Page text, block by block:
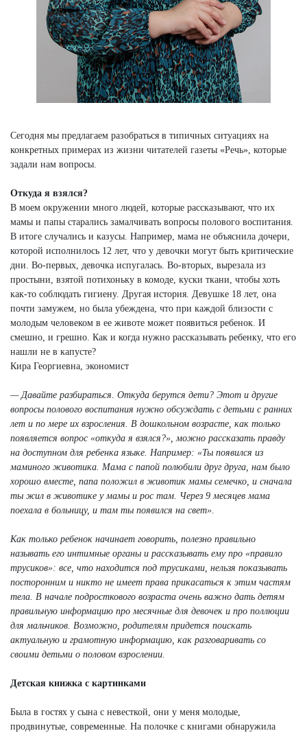
Сегодня мы предлагаем разобраться в типичных ситуациях на
конкретных примерах из жизни читателей газеты «Речь», которые
задали нам вопросы.
Откуда я взялся?
В моем окружении много людей, которые рассказывают, что их
мамы и папы старались замалчивать вопросы полового воспитания.
В итоге случались и казусы. Например, мама не объяснила дочери,
которой исполнилось 12 лет, что у девочки могут быть критические
дни. Во-первых, девочка испугалась. Во-вторых, вырезала из
простыни, взятой потихоньку в комоде, куски ткани, чтобы хоть
как-то соблюдать гигиену. Другая история. Девушке 18 лет, она
почти замужем, но была убеждена, что при каждой близости с
молодым человеком в ее животе может появиться ребенок. И
смешно, и грешно. Как и когда нужно рассказывать ребенку, что его
нашли не в капусте?
Кира Георгиевна, экономист
— Давайте разбираться. Откуда берутся дети? Этот и другие
вопросы полового воспитания нужно обсуждать с детьми с ранних
лет и по мере их взросления. В дошкольном возрасте, как только
появляется вопрос «откуда я взялся?», можно рассказать правду
на доступном для ребенка языке. Например: «Ты появился из
маминого животика. Мама с папой полюбили друг друга, нам было
хорошо вместе, папа положил в животик мамы семечко, и сначала
ты жил в животике у мамы и рос там. Через 9 месяцев мама
поехала в больницу, и там ты появился на свет».
Как только ребенок начинает говорить, полезно правильно
называть его интимные органы и рассказывать ему про «правило
трусиков»: все, что находится под трусиками, нельзя показывать
посторонним и никто не имеет права прикасаться к этим частям
тела. В начале подросткового возраста очень важно дать детям
правильную информацию про месячные для девочек и про поллюции
для мальчиков. Возможно, родителям придется поискать
актуальную и грамотную информацию, как разговаривать со
своими детьми о половом взрослении.
Детская книжка с картинками
Была в гостях у сына с невесткой, они у меня молодые,
продвинутые, современные. На полочке с книгами обнаружила